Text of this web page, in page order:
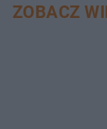
ZOBACZ